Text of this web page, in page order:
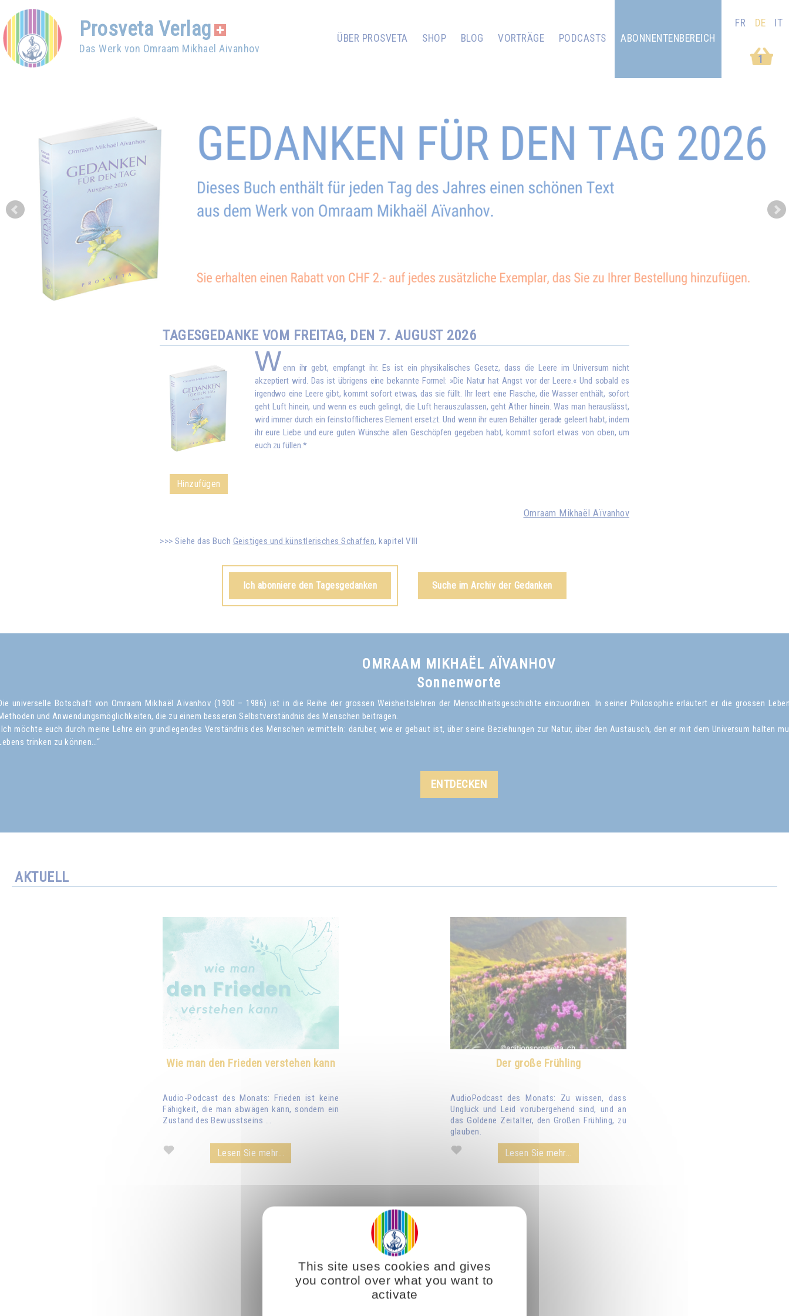
Prosveta Verlag
Das Werk von Omraam Mikhael Aivanhov
ÜBER PROSVETA SHOP BLOG VORTRÄGE
PODCASTS
1
ABONNENTENBEREICH
FR DE IT
Prev Next
TAGESGEDANKE VOM FREITAG, DEN 7. AUGUST 2026
Hinzufügen
Wenn ihr gebt, empfangt ihr. Es ist ein physikalisches Gesetz, dass die Leere im Universum nicht
akzeptiert wird. Das ist übrigens eine bekannte Formel: »Die Natur hat Angst vor der Leere.« Und sobald es
irgendwo eine Leere gibt, kommt sofort etwas, das sie füllt. Ihr leert eine Flasche, die Wasser enthält, sofort
geht Luft hinein, und wenn es euch gelingt, die Luft herauszulassen, geht Äther hinein. Was man herauslässt,
wird immer durch ein feinstofflicheres Element ersetzt. Und wenn ihr euren Behälter gerade geleert habt, indem
ihr eure Liebe und eure guten Wünsche allen Geschöpfen gegeben habt, kommt sofort etwas von oben, um
euch zu füllen.*
Omraam Mikhaël Aïvanhov
Siehe das Buch Geistiges und künstlerisches Schaffen, kapitel VIII
Ich abonniere den Tagesgedanken Suche im Archiv der Gedanken
OMRAAM MIKHAËL AÏVANHOV
Sonnenworte
universelle Botschaft von Omraam Mikhaël Aïvanhov (1900 – 1986) ist in die Reihe der grossen Weisheitslehren der Menschheitsgeschichte einzuordnen. In seiner Philosophie erläutert er die grossen
und Anwendungsmöglichkeiten, die zu einem besseren Selbstverständnis des Menschen beitragen.
möchte euch durch meine Lehre ein grundlegendes Verständnis des Menschen vermitteln: darüber, wie er gebaut ist, über seine Beziehungen zur Natur, über den Austausch, den er mit dem Universum halten
trinken zu können…“
ENTDECKEN
AKTUELL
Wie man den Frieden verstehen kann
Audio-Podcast des Monats: Frieden ist keine
Fähigkeit, die man abwägen kann, sondern ein
Zustand des Bewusstseins ...
Lesen Sie mehr...
Der große Frühling
AudioPodcast des Monats: Zu wissen, dass
Unglück und Leid vorübergehend sind, und an
das Goldene Zeitalter, den Großen Frühling, zu
glauben.
Lesen Sie mehr...
This site uses cookies and gives
you control over what you want to
activate